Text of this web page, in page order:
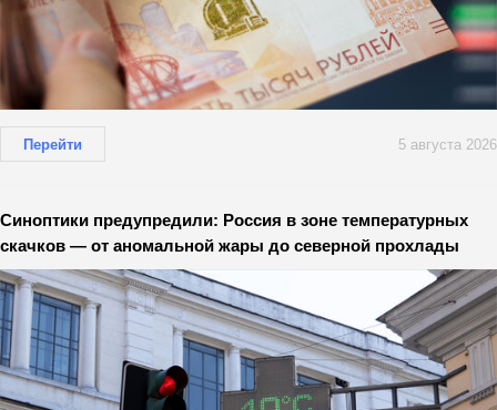
Перейти 5 августа 2026
Синоптики предупредили: Россия в зоне температурных
скачков — от аномальной жары до северной прохлады